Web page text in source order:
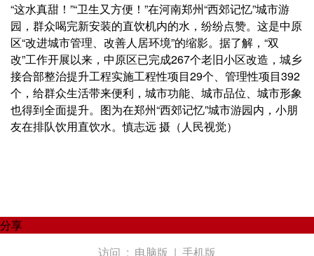
“这水真甜！”“卫生又方便！”在河南郑州“西郊记忆”城市游
园，群众喝完新安装的直饮机内的水，纷纷点赞。这是中原
区“改进城市管理、改善人居环境”的缩影。据了解，“双
改”工作开展以来，中原区已完成267个老旧小区改造，城乡
接合部整治提升工程实施工程性项目29个、管理性项目392
个，给群众生活带来便利，城市功能、城市品位、城市形象
也得到全面提升。图为在郑州“西郊记忆”城市游园内，小朋
友在排队饮用直饮水。慎志远 摄（人民视觉）
分享
访问 : 电脑版 | 手机版